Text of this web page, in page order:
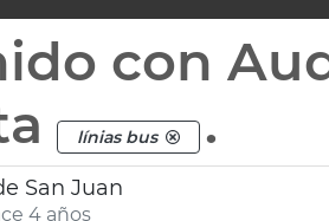
con
línias bus .
San Juan
4 años